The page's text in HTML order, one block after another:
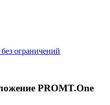
ограничений
PROMT.One